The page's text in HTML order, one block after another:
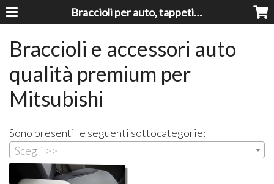
Braccioli per auto, tappeti auto, accessori auto MADE IN ITALY - Armrests, Mittelarmlehnen, Accoundoirs
Braccioli e accessori auto
qualità premium per
Mitsubishi
Sono presenti le seguenti sottocategorie:
Scegli >>